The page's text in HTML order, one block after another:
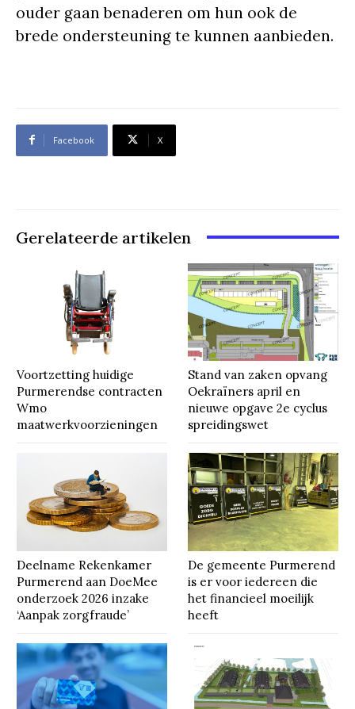
ouder gaan benaderen om hun ook de
brede ondersteuning te kunnen aanbieden.
Facebook X
Gerelateerde artikelen
Voortzetting huidige
Purmerendse contracten
Wmo
maatwerkvoorzieningen
Stand van zaken opvang
Oekraïners april en
nieuwe opgave 2e cyclus
spreidingswet
Deelname Rekenkamer
Purmerend aan DoeMee
onderzoek 2026 inzake
‘Aanpak zorgfraude’
De gemeente Purmerend
is er voor iedereen die
het financieel moeilijk
heeft